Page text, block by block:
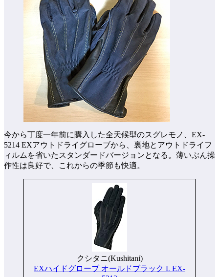
今から丁度一年前に購入した全天候型のスグレモノ、EX-
5214 EXアウトドライグローブから、裏地とアウトドライフ
ィルムを省いたスタンダードバージョンとなる。薄いぶん操
作性は良好で、これからの季節も快適。
クシタニ(Kushitani)
EXハイドグローブ オールドブラック L EX-